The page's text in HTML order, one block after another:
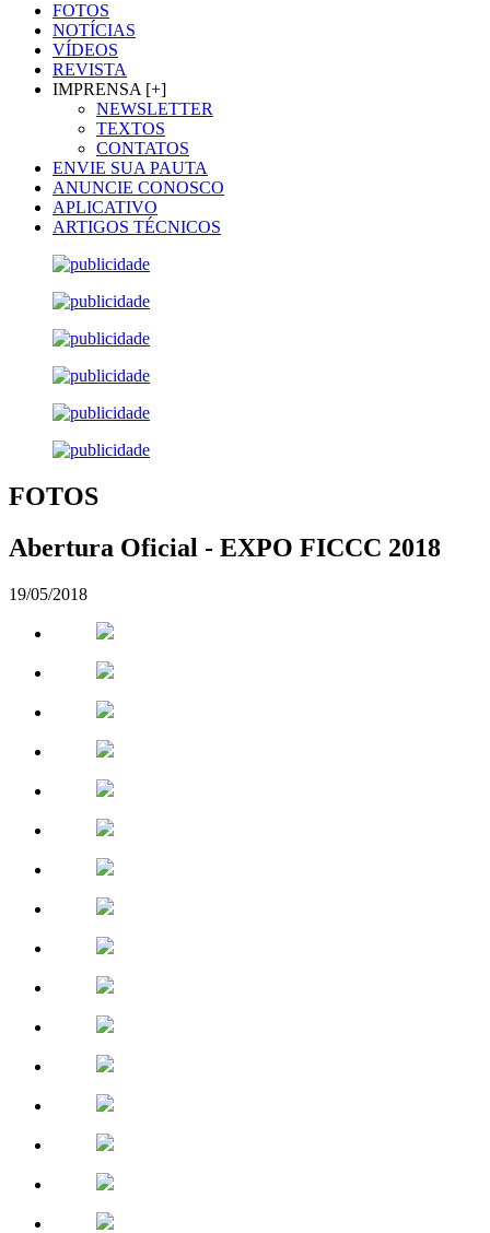
FOTOS
NOTÍCIAS
VÍDEOS
REVISTA
IMPRENSA [+]
NEWSLETTER
TEXTOS
CONTATOS
ENVIE SUA PAUTA
ANUNCIE CONOSCO
APLICATIVO
ARTIGOS TÉCNICOS
FOTOS
Abertura Oficial - EXPO FICCC 2018
19/05/2018